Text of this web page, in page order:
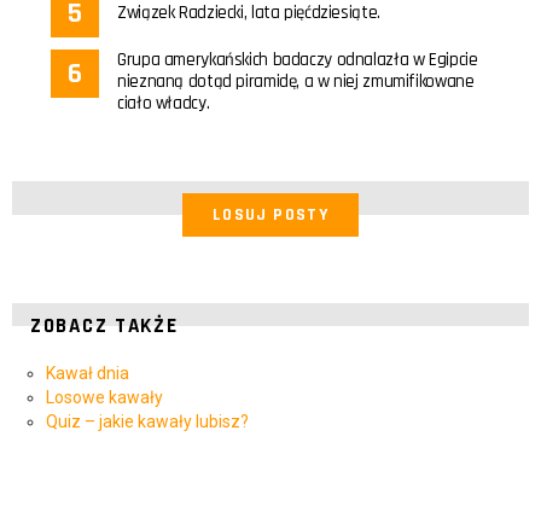
Związek Radziecki, lata pięćdziesiąte.
Grupa amerykańskich badaczy odnalazła w Egipcie
nieznaną dotąd piramidę, a w niej zmumifikowane
ciało władcy.
LOSUJ POSTY
ZOBACZ TAKŻE
Kawał dnia
Losowe kawały
Quiz – jakie kawały lubisz?